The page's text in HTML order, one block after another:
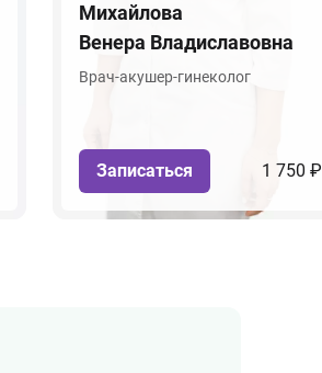
Михайлова
Венера Владиславовна
Врач-акушер-гинеколог
Записаться 1 750 ₽